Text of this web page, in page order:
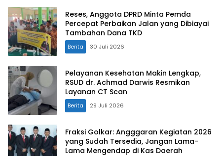
Reses, Anggota DPRD Minta Pemda
Percepat Perbaikan Jalan yang Dibiayai
Tambahan Dana TKD
Berita 30 Juli 2026
Pelayanan Kesehatan Makin Lengkap,
RSUD dr. Achmad Darwis Resmikan
Layanan CT Scan
Berita 29 Juli 2026
Fraksi Golkar: Angggaran Kegiatan 2026
yang Sudah Tersedia, Jangan Lama-
Lama Mengendap di Kas Daerah